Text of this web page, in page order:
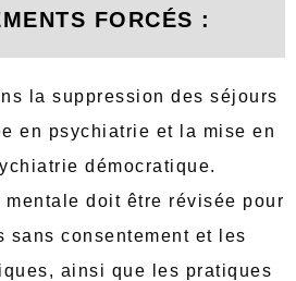
FORCÉS :
la suppression des séjours
en psychiatrie et la mise en
démocratique.
mentale doit être révisée pour
sans consentement et les
ainsi que les pratiques